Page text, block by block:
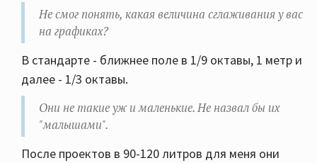
Не смог понять, какая величина сглаживания у вас
на графиках?
В стандарте - ближнее поле в 1/9 октавы, 1 метр и
далее - 1/3 октавы.
Они не такие уж и маленькие. Не назвал бы их
"малышами".
После проектов в 90-120 литров для меня они